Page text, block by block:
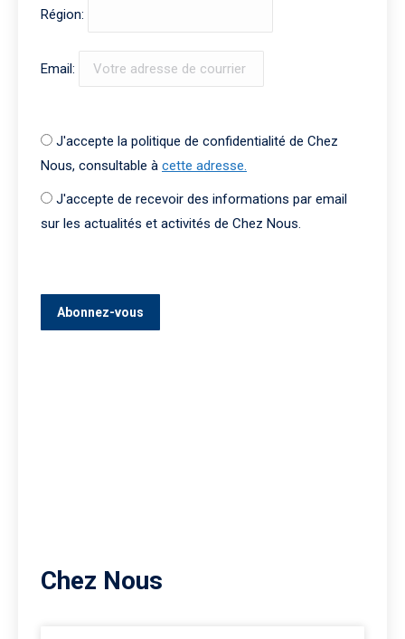
Région:
Email:
J'accepte la politique de confidentialité de Chez
Nous, consultable à cette adresse.
J'accepte de recevoir des informations par email
sur les actualités et activités de Chez Nous.
Chez Nous